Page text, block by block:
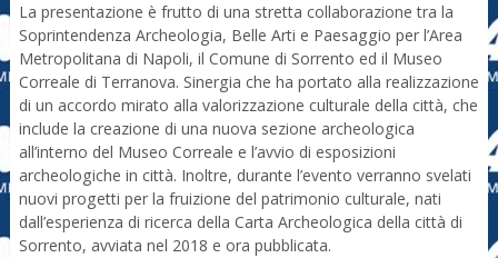
La presentazione è frutto di una stretta collaborazione tra la
Soprintendenza Archeologia, Belle Arti e Paesaggio per l’Area
Metropolitana di Napoli, il Comune di Sorrento ed il Museo
Correale di Terranova. Sinergia che ha portato alla realizzazione
di un accordo mirato alla valorizzazione culturale della città, che
include la creazione di una nuova sezione archeologica
all’interno del Museo Correale e l’avvio di esposizioni
archeologiche in città. Inoltre, durante l’evento verranno svelati
nuovi progetti per la fruizione del patrimonio culturale, nati
dall’esperienza di ricerca della Carta Archeologica della città di
Sorrento, avviata nel 2018 e ora pubblicata.